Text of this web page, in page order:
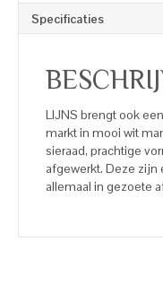
Specificaties
LIJNS brengt ook
markt in mooi wit
sieraad, prachtige
afgewerkt. Deze zijn
allemaal in gezoete